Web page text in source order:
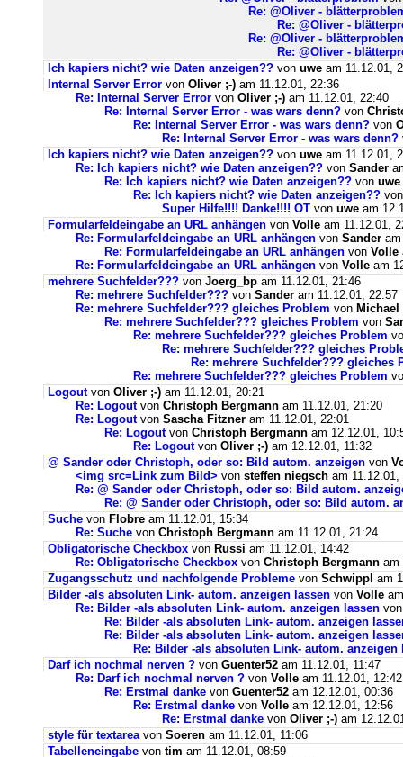
Re: @Oliver -
Re: @Oliver -
Re: @Oliver -
Re: @Oliver -
Ich kapiers nicht? wie Daten anzeigen?? von uwe am 11.12.01,
Internal Server Error von Oliver ;-) am 11.12.01, 22:36
Re: Internal Server Error von Oliver ;-) am 11.12.01, 22:40
Re: Internal Server Error - was wars denn? von
Re: Internal Server Error - was wars denn? von
Re: Internal Server Error - was wars denn?
Ich kapiers nicht? wie Daten anzeigen?? von uwe am 11.12.01,
Re: Ich kapiers nicht? wie Daten anzeigen?? von Sander
Re: Ich kapiers nicht? wie Daten anzeigen?? von uwe
Re: Ich kapiers nicht? wie Daten anzeigen??
Super Hilfe!!!! Danke!!!! OT von uwe am
Formularfeldeingabe an URL anhängen von Volle am 11.12.01,
Re: Formularfeldeingabe an URL anhängen von Sander
Re: Formularfeldeingabe an URL anhängen von Volle
Re: Formularfeldeingabe an URL anhängen von Volle am
mehrere Suchfelder??? von Joerg_bp am 11.12.01, 21:46
Re: mehrere Suchfelder??? von Sander am 11.12.01, 22:57
Re: mehrere Suchfelder??? gleiches Problem von Michael
Re: mehrere Suchfelder??? gleiches Problem von
Re: mehrere Suchfelder??? gleiches Problem
Re: mehrere Suchfelder??? gleiches
Re: mehrere Suchfelder??? gleiches
Re: mehrere Suchfelder??? gleiches Problem
Logoutvon Oliver ;-) am 11.12.01, 20:21
Re: Logoutvon Christoph Bergmann am 11.12.01, 21:20
Re: Logoutvon Sascha Fitzner am 11.12.01, 22:01
Re: Logoutvon Christoph Bergmann am 12.12.01,
Re: Logoutvon Oliver ;-) am 12.12.01, 11:32
@ Sander oder Christoph, oder so: Bild autom. anzeigen von
<img src=Link zum Bild> von steffen niegsch am 11.12.01,
Re: @ Sander oder Christoph, oder so: Bild autom.
Re: @ Sander oder Christoph, oder so: Bild autom.
Suche von Flobre am 11.12.01, 15:34
Re: Suche von Christoph Bergmann am 11.12.01, 21:24
Obligatorische Checkbox von Russi am 11.12.01, 14:42
Re: Obligatorische Checkbox von Christoph Bergmann am
Zugangsschutz und nachfolgende Probleme von Schwippl am
Bilder -als absoluten Link- autom. anzeigen lassen von Volle
Re: Bilder -als absoluten Link- autom. anzeigen lassen
Re: Bilder -als absoluten Link- autom. anzeigen
Re: Bilder -als absoluten Link- autom. anzeigen
Re: Bilder -als absoluten Link- autom. anzeigen
Darf ich nochmal nerven ? von Guenter52 am 11.12.01, 11:47
Re: Darf ich nochmal nerven ? von Volle am 11.12.01, 12:42
Re: Erstmal danke von Guenter52 am 12.12.01, 00:36
Re: Erstmal danke von Volle am 12.12.01, 12:56
Re: Erstmal danke von Oliver ;-) am
style für textareavon Soeren am 11.12.01, 11:06
Tabelleneingabe von tim am 11.12.01, 08:59